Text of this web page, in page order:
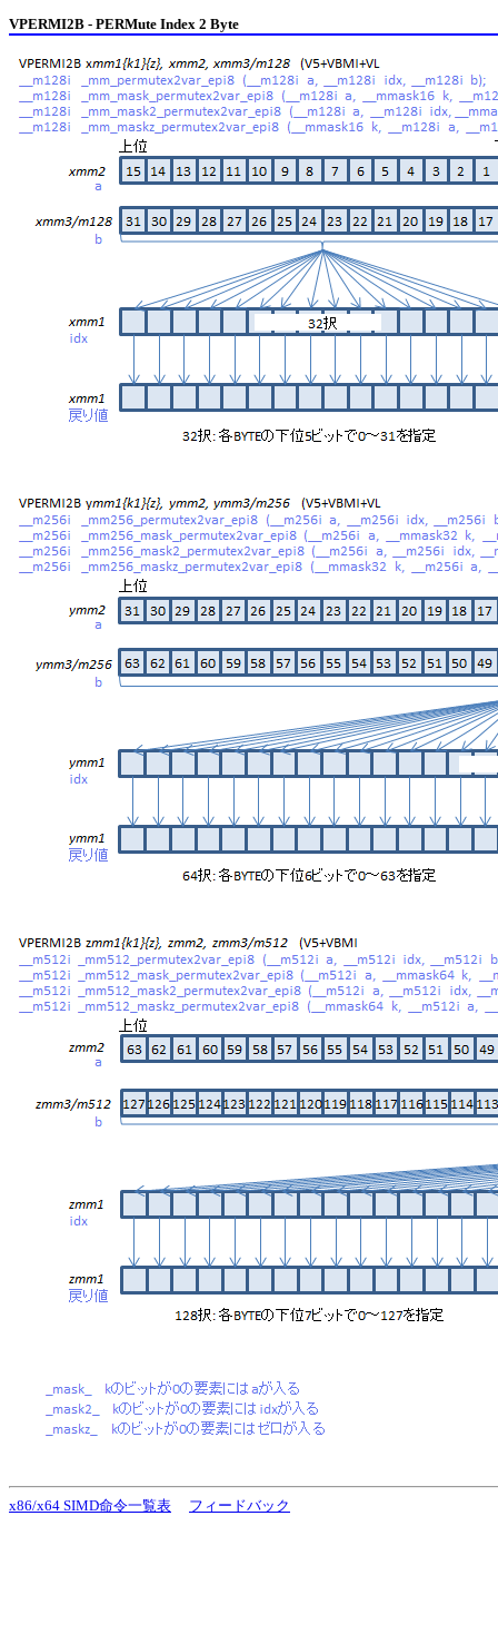
VPERMI2B - PERMute Index 2 Byte
x86/x64 SIMD命令一覧表 フィードバック